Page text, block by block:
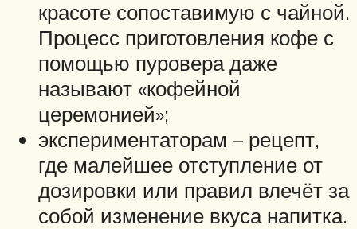
красоте сопоставимую с чайной.
Процесс приготовления кофе с
помощью пуровера даже
называют «кофейной
церемонией»;
экспериментаторам – рецепт,
где малейшее отступление от
дозировки или правил влечёт за
собой изменение вкуса напитка.